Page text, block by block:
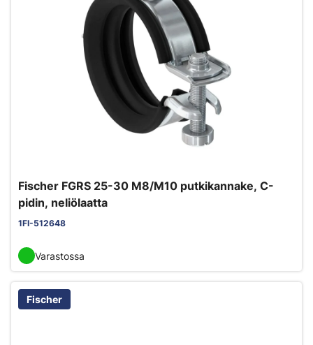
Fischer FGRS 25-30 M8/M10 putkikannake, C-
pidin, neliölaatta
1FI-512648
Varastossa
Fischer